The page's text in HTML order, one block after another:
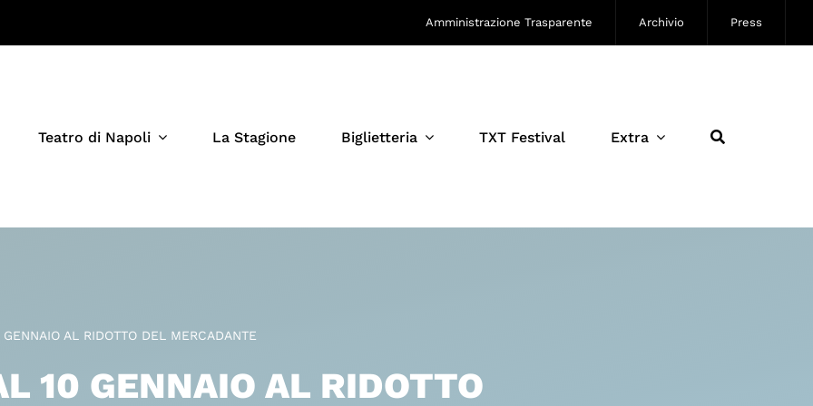
Amministrazione Trasparente Archivio Press
Teatro di Napoli La Stagione Biglietteria TXT Festival Extra
AL RIDOTTO DEL MERCADANTE
10 GENNAIO AL RIDOTTO